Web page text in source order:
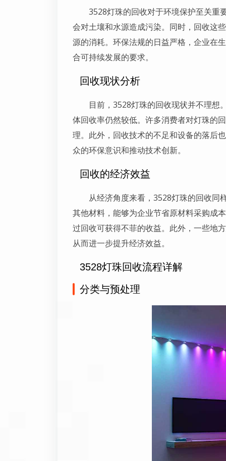
3528灯珠的回收对于环境保护至关重
会对土壤和水源造成污染。同时，回收这
源的消耗。环保法规的日益严格，企业在
合可持续发展的要求。
回收现状分析
目前，3528灯珠的回收现状并不理想
体回收率仍然较低。许多消费者对灯珠的
理。此外，回收技术的不足和设备的落后
众的环保意识和推动技术创新。
回收的经济效益
从经济角度来看，3528灯珠的回收同
其他材料，能够为企业节省原材料采购成
过回收可获得不菲的收益。此外，一些地
从而进一步提升经济效益。
3528灯珠回收流程详解
分类与预处理